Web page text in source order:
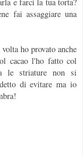
fai assaggiare una
ho provato anche
cacao l'ho fatto col
le striature non si
di evitare ma io